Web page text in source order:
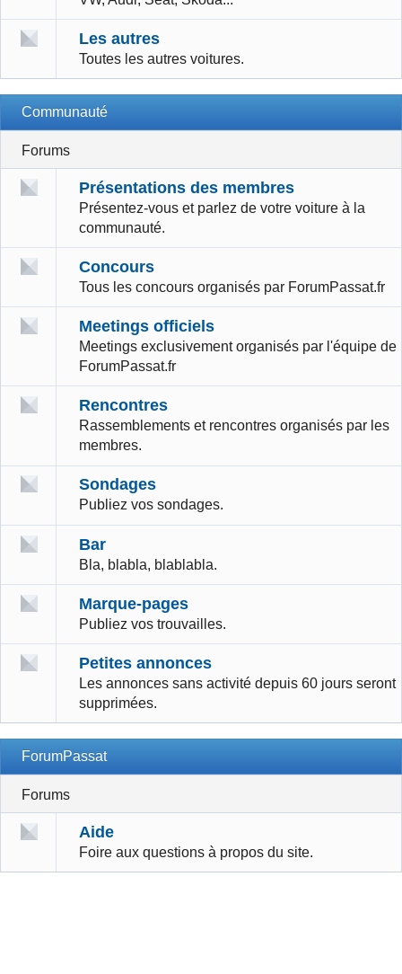
Les autres
Toutes les autres voitures.
Communauté
Forums
Présentations des membres
Présentez-vous et parlez de votre voiture à la
communauté.
Concours
Tous les concours organisés par ForumPassat.fr
Meetings officiels
Meetings exclusivement organisés par l'équipe de
ForumPassat.fr
Rencontres
Rassemblements et rencontres organisés par les
membres.
Sondages
Publiez vos sondages.
Bar
Bla, blabla, blablabla.
Marque-pages
Publiez vos trouvailles.
Petites annonces
Les annonces sans activité depuis 60 jours seront
supprimées.
ForumPassat
Forums
Aide
Foire aux questions à propos du site.